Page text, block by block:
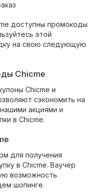
доступны промокоды
этой
на свою следующую
Chicme
Chicme и
сэкономить на
акциями и
в Chicme.
для получения
в Chicme. Ваучер
возможность
шопинге.